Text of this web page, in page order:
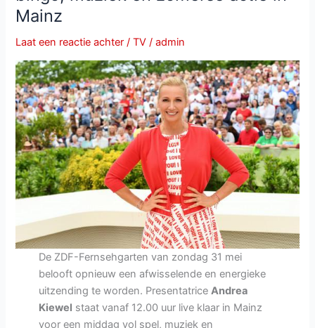
Mainz
Laat een reactie achter /TV /admin
De ZDF-Fernsehgarten van zondag 31 mei
belooft opnieuw een afwisselende en energieke
uitzending te worden. Presentatrice Andrea
Kiewel staat vanaf 12.00 uur live klaar in Mainz
voor een middag vol spel, muziek en